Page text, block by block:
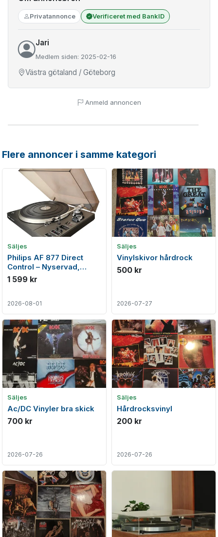
Privatannonce Verificeret med BankID
Jari
Medlem siden: 2025-02-16
Västra götaland / Göteborg
Anmeld annoncen
Flere annoncer i samme kategori
Säljes
Philips AF 877 Direct
Control – Nyservad,
Toppskick med Stylus
Force Gauge
1 599 kr
2026-08-01
Säljes
Vinylskivor hårdrock
500 kr
2026-07-27
Säljes
Ac/DC Vinyler bra skick
700 kr
2026-07-26
Säljes
Hårdrocksvinyl
200 kr
2026-07-26